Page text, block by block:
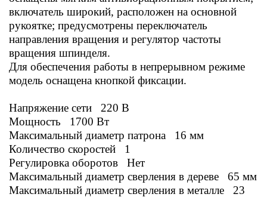
включатель широкий, расположен на основной
рукоятке; предусмотрены переключатель
направления вращения и регулятор частоты
вращения шпинделя.
Для обеспечения работы в непрерывном режиме
модель оснащена кнопкой фиксации.
Напряжение сети 220 В
Мощность 1700 Вт
Максимальный диаметр патрона 16 мм
Количество скоростей 1
Регулировка оборотов Нет
Максимальный диаметр сверления в дереве 65 мм
Максимальный диаметр сверления в металле 23